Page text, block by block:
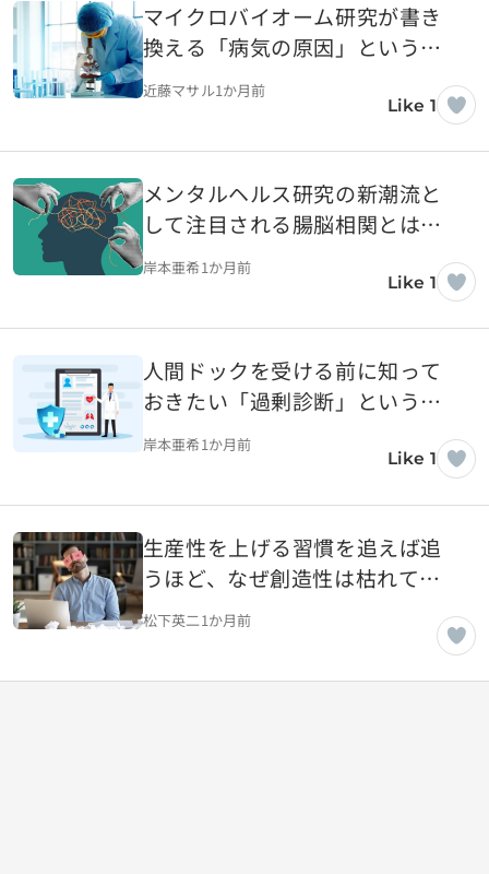
マイクロバイオーム研究が書き
換える「病気の原因」という考
え方
近藤マサル1か月前
Like 1
メンタルヘルス研究の新潮流と
して注目される腸脳相関とは何
か
岸本亜希1か月前
Like 1
人間ドックを受ける前に知って
おきたい「過剰診断」という医
学的リスク
岸本亜希1か月前
Like 1
生産性を上げる習慣を追えば追
うほど、なぜ創造性は枯れてい
くのか
松下英二1か月前